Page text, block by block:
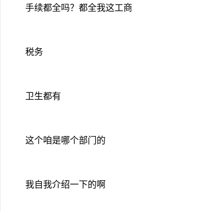
手续都全吗？都全我这工商
税务
卫生都有
这个咱是哪个部门的
我自我介绍一下的啊